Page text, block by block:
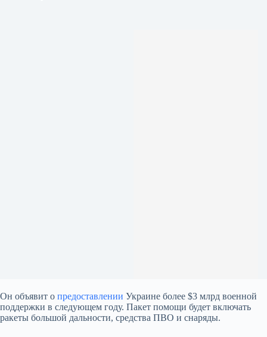
Он объявит о предоставлении Украине более $3 млрд военной
поддержки в следующем году. Пакет помощи будет включать
ракеты большой дальности, средства ПВО и снаряды.